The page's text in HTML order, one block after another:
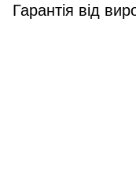
Гарантія від